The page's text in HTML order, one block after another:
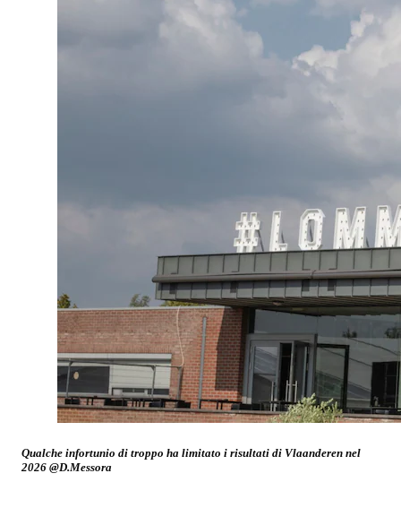
Qualche infortunio di troppo ha limitato i risultati di Vlaanderen nel
2026 @D.Messora